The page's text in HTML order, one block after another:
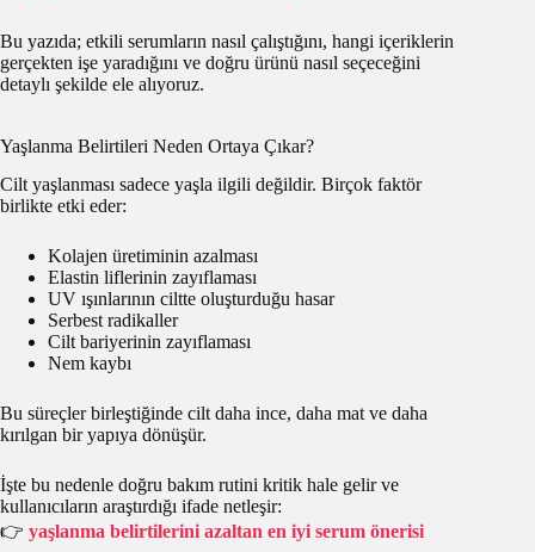
Bu yazıda; etkili serumların nasıl çalıştığını, hangi içeriklerin
gerçekten işe yaradığını ve doğru ürünü nasıl seçeceğini
detaylı şekilde ele alıyoruz.
Yaşlanma Belirtileri Neden Ortaya Çıkar?
Cilt yaşlanması sadece yaşla ilgili değildir. Birçok faktör
birlikte etki eder:
Kolajen üretiminin azalması
Elastin liflerinin zayıflaması
UV ışınlarının ciltte oluşturduğu hasar
Serbest radikaller
Cilt bariyerinin zayıflaması
Nem kaybı
Bu süreçler birleştiğinde cilt daha ince, daha mat ve daha
kırılgan bir yapıya dönüşür.
İşte bu nedenle doğru bakım rutini kritik hale gelir ve
kullanıcıların araştırdığı ifade netleşir:
👉 yaşlanma belirtilerini azaltan en iyi serum önerisi